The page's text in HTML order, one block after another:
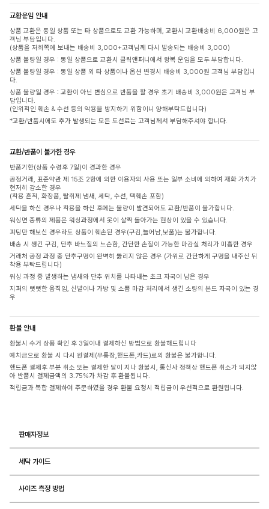
교환운임 안내
상품 교환은 동일 상품 또는 타 상품으로도 교환 가능하며, 교환시 교환배송비 6,000원은 고
객님 부담입니다.
(상품을 저희쪽에 보내는 배송비 3,000+고객님께 다시 발송되는 배송비 3,000)
상품 불량일 경우 : 동일 상품으로 교환시 클릭앤퍼니에서 왕복 운임을 모두 부담합니다.
상품 불량일 경우 : 동일 상품 외 타 상품이나 옵션 변경시 배송비 3,000원 고객님 부담입니
다.
상품 불량일 경우 : 교환이 아닌 변심으로 반품을 할 경우 초기 배송비 3,000원은 고객님 부
담입니다.
(인위적인 훼손 & 수선 등의 악용을 방지하기 위함이니 양해부탁드립니다)
*교환/반품시에도 추가 발생되는 모든 도선료는 고객님께서 부담해주셔야 합니다.
교환/반품이 불가한 경우
반품기한(상품 수령후 7일)이 경과한 경우
공정거래, 표준약관 제 15조 2항에 의한 이용자의 사용 또는 일부 소비에 의하여 재화 가치가
현저히 감소한 경우
(착용 흔적, 화장품, 탈취제 냄새, 세탁, 수선, 택훼손 포함)
세탁을 하신 경우나 착용을 하신 후에는 불량이 발견되어도 교환/반품이 불가합니다.
워싱면 종류의 제품은 워싱과정에서 옷이 살짝 돌아가는 현상이 있을 수 있습니다.
피팅만 해보신 경우라도 상품이 훼손된 경우(구김,늘어남,보풀)는 불가합니다.
배송 시 생긴 구김, 단추 바느질의 느슨함, 간단한 손질이 가능한 마감실 처리가 미흡한 경우
거래처 공정 과정 중 단추구멍이 완벽히 뚫리지 않은 경우 (가위로 간단하게 구멍을 내주신 뒤
착용 부탁드립니다)
워싱 과정 중 발생하는 냄새와 단추 위치를 나타내는 초크 자국이 남은 경우
지퍼의 뻣뻣한 움직임, 신발이나 가방 및 소품 마감 처리에서 생긴 소량의 본드 자국이 있는 경
우
환불 안내
환불시 수거 상품 확인 후 3일이내 결제하신 방법으로 환불해드립니다
예치금으로 환불 시 다시 원결제(무통장,핸드폰,카드)로의 환불은 불가합니다.
핸드폰 결제후 부분 취소 또는 결제한 달이 지나 환불시, 통신사 정책상 핸드폰 취소가 되지않
아 반품시 결제금액의 3.75%가 차감 후 환불됩니다.
적립금과 복합 결제하여 주문하였을 경우 환불 요청시 적립금이 우선적으로 환원됩니다.
판매자정보
세탁 가이드
사이즈 측정 방법